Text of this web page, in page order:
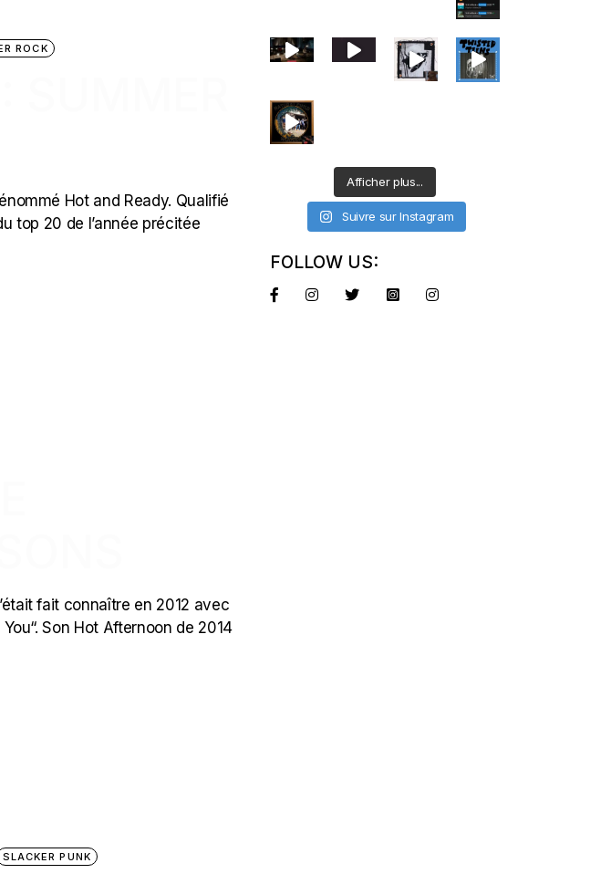
ROCK
Hot and Ready. Qualifié
top 20 de l’année précitée
fait connaître en 2012 avec
Son Hot Afternoon de 2014
SLACKER PUNK
Afficher plus...
Suivre sur Instagram
FOLLOW US: